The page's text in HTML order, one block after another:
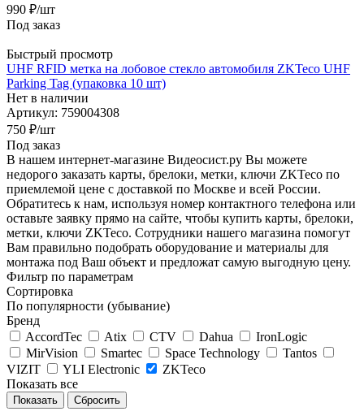
990 ₽/шт
Под заказ
Быстрый просмотр
UHF RFID метка на лобовое стекло автомобиля ZKTeco UHF
Parking Tag (упаковка 10 шт)
Нет в наличии
Артикул: 759004308
750 ₽/шт
Под заказ
В нашем интернет-магазине Видеосист.ру Вы можете
недорого заказать карты, брелоки, метки, ключи ZKTeco по
приемлемой цене с доставкой по Москве и всей России.
Обратитесь к нам, используя номер контактного телефона или
оставьте заявку прямо на сайте, чтобы купить карты, брелоки,
метки, ключи ZKTeco. Сотрудники нашего магазина помогут
Вам правильно подобрать оборудование и материалы для
монтажа под Ваш объект и предложат самую выгодную цену.
Фильтр по параметрам
Сортировка
По популярности (убывание)
Бренд
AccordTec
Atix CTV Dahua
IronLogic
MirVision
Smartec Space Technology
Tantos
VIZIT
YLI Electronic
ZKTeco
Показать все
Сбросить